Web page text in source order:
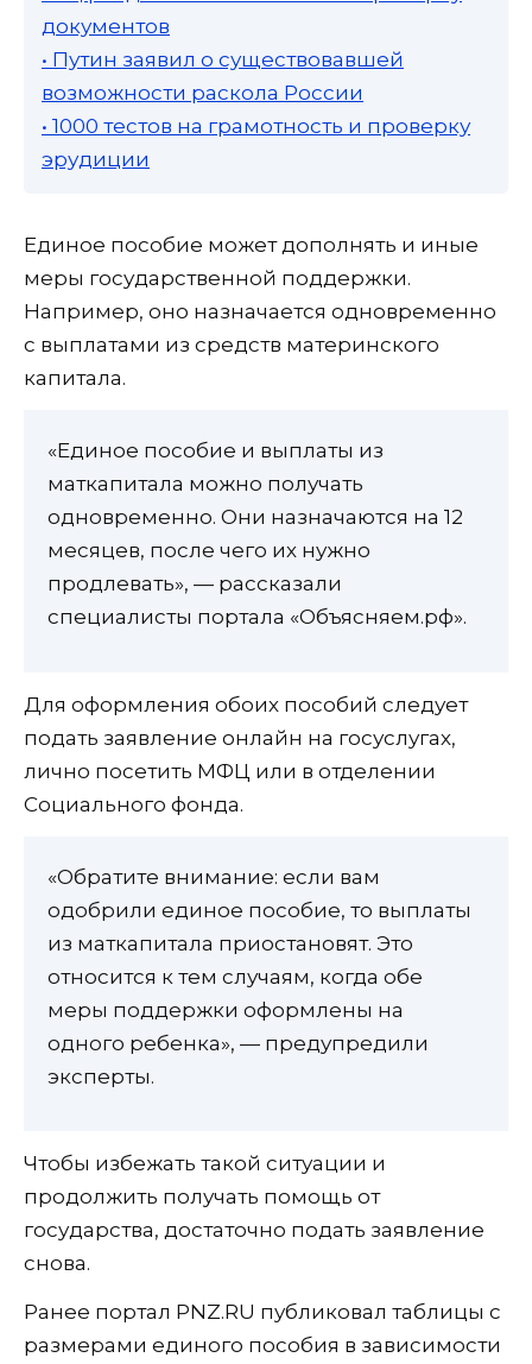
документов
• Путин заявил о существовавшей
возможности раскола России
• 1000 тестов на грамотность и проверку
эрудиции
Единое пособие может дополнять и иные
меры государственной поддержки.
Например, оно назначается одновременно
с выплатами из средств материнского
капитала.
«Единое пособие и выплаты из
маткапитала можно получать
одновременно. Они назначаются на 12
месяцев, после чего их нужно
продлевать», — рассказали
специалисты портала «Объясняем.рф».
Для оформления обоих пособий следует
подать заявление онлайн на госуслугах,
лично посетить МФЦ или в отделении
Социального фонда.
«Обратите внимание: если вам
одобрили единое пособие, то выплаты
из маткапитала приостановят. Это
относится к тем случаям, когда обе
меры поддержки оформлены на
одного ребенка», — предупредили
эксперты.
Чтобы избежать такой ситуации и
продолжить получать помощь от
государства, достаточно подать заявление
снова.
Ранее портал PNZ.RU публиковал таблицы с
размерами единого пособия в зависимости